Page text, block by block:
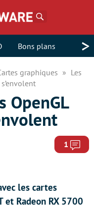
Bons plans >
graphiques
Les
OpenGL
1
les cartes
et Radeon RX 5700